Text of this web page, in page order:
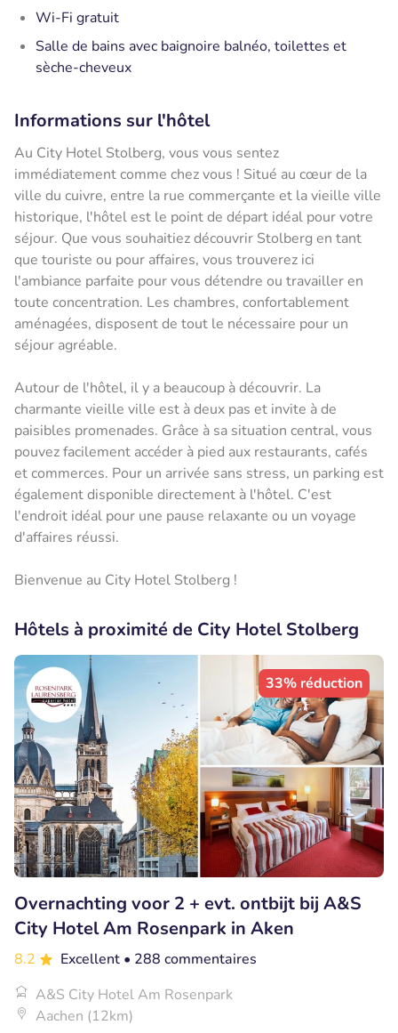
Wi-Fi gratuit
Salle de bains avec baignoire balnéo, toilettes et
sèche-cheveux
Informations sur l'hôtel
Au City Hotel Stolberg, vous vous sentez
immédiatement comme chez vous ! Situé au cœur de la
ville du cuivre, entre la rue commerçante et la vieille ville
historique, l'hôtel est le point de départ idéal pour votre
séjour. Que vous souhaitiez découvrir Stolberg en tant
que touriste ou pour affaires, vous trouverez ici
l'ambiance parfaite pour vous détendre ou travailler en
toute concentration. Les chambres, confortablement
aménagées, disposent de tout le nécessaire pour un
séjour agréable.
Autour de l'hôtel, il y a beaucoup à découvrir. La
charmante vieille ville est à deux pas et invite à de
paisibles promenades. Grâce à sa situation central, vous
pouvez facilement accéder à pied aux restaurants, cafés
et commerces. Pour un arrivée sans stress, un parking est
également disponible directement à l'hôtel. C'est
l'endroit idéal pour une pause relaxante ou un voyage
d'affaires réussi.
Bienvenue au City Hotel Stolberg !
Hôtels à proximité de City Hotel Stolberg
33% réduction
Overnachting voor 2 + evt. ontbijt bij A&S
City Hotel Am Rosenpark in Aken
8.2 Excellent • 288 commentaires
A&S City Hotel Am Rosenpark
Aachen (12km)